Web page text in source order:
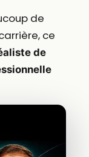
de
ce
de